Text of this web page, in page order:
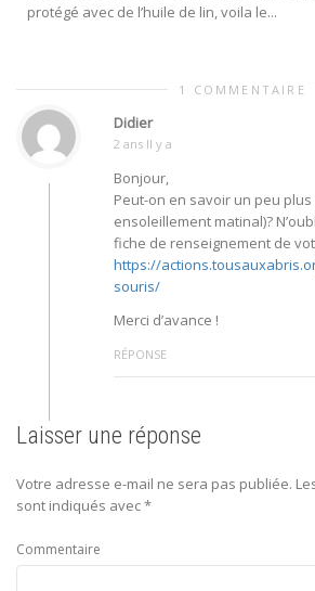
protégé avec de l’huile de lin, voila le...
1 COMMENTAIRE
Didier
2 ans Il y a
Bonjour,
Peut-on en savoir un peu
ensoleillement matinal)?
fiche de renseignement de
https://
souris/
Merci d’avance !
RÉPONSE
Laisser une réponse
Votre adresse e-mail ne sera pas publiée.
sont indiqués avec*
Commentaire